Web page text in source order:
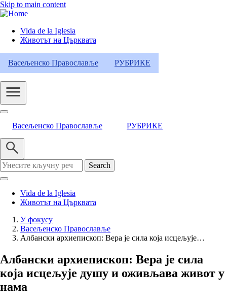
Skip to main content
Header
Category
Menu
Vida de la Iglesia
Животът на Църквата
Васељенско Православље РУБРИКЕ
Васељенско Православље РУБРИКЕ
Search
Vida de la Iglesia
Животът на Църквата
Breadcrumb
У фокусу
Васељенско Православље
Албански архиепископ: Вера је сила која исцељује…
Албански архиепископ: Вера је сила
која исцељује душу и оживљава живот у
нама